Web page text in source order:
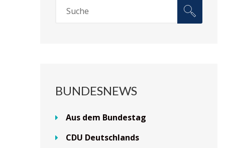
BUNDESNEWS
Aus dem Bundestag
CDU Deutschlands